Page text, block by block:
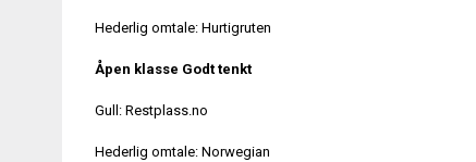
Hederlig omtale: Hurtigruten
Åpen klasse Godt tenkt
Gull: Restplass.no
Hederlig omtale: Norwegian